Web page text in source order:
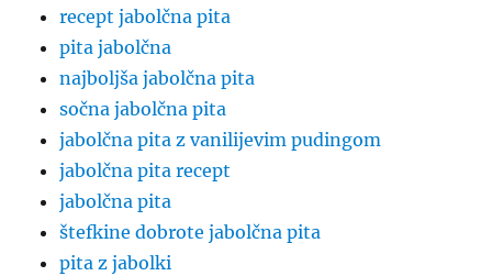
recept jabolčna pita
pita jabolčna
najboljša jabolčna pita
sočna jabolčna pita
jabolčna pita z vanilijevim pudingom
jabolčna pita recept
jabolčna pita
štefkine dobrote jabolčna pita
pita z jabolki